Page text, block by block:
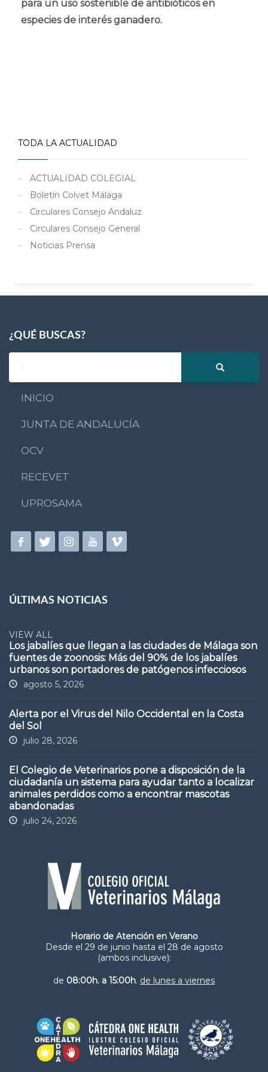
para un uso sostenible de antibióticos en
especies de interés ganadero.
TODA LA ACTUALIDAD
ACTUALIDAD COLEGIAL
Boletín Colvet Málaga
Circulares Consejo Andaluz
Circulares Consejo General
Noticias Prensa
¿QUÉ BUSCAS?
INICIO
JUNTA DE ANDALUCÍA
OCV
RECEVET
UPROSAMA
ÚLTIMAS NOTICIAS
VIEW ALL
Los jabalíes que llegan a las ciudades de Málaga son
fuentes de zoonosis: Más del 90% de los jabalíes
urbanos son portadores de patógenos infecciosos
agosto 5, 2026
Alerta por el Virus del Nilo Occidental en la Costa
del Sol
julio 28, 2026
El Colegio de Veterinarios pone a disposición de la
ciudadanía un sistema para ayudar tanto a localizar
animales perdidos como a encontrar mascotas
abandonadas
julio 24, 2026
Horario de Atención en Verano
Desde el 29 de junio hasta el 28 de agosto
(ambos inclusive):
de 08:00h. a 15:00h. de lunes a viernes